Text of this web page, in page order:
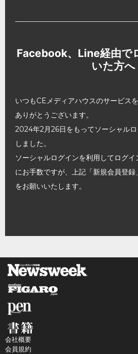
Facebook、Line経由で
いた方へ
いつもCEメディアハウスのサービス
ありがとうございます。
2024年2月26日をもってソーシャル
しました。
ソーシャルログインを利用してログ
にお手数ですが、上記「新規会員登
をお願いいたします。
会社概要
会員規約